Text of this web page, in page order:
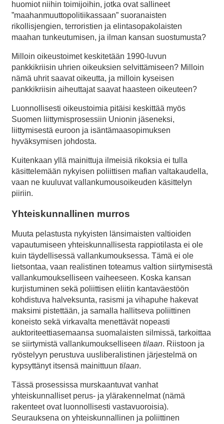
huomiot niihin toimijoihin, jotka ovat sallineet
”maahanmuuttopolitiikassaan” suoranaisten
rikollisjengien, terroristien ja elintasopakolaisten
maahan tunkeutumisen, ja ilman kansan suostumusta?
Milloin oikeustoimet keskitetään 1990-luvun
pankkikriisin uhrien oikeuksien selvittämiseen? Milloin
nämä uhrit saavat oikeutta, ja milloin kyseisen
pankkikriisin aiheuttajat saavat haasteen oikeuteen?
Luonnollisesti oikeustoimia pitäisi keskittää myös
Suomen liittymisprosessiin Unionin jäseneksi,
liittymisestä euroon ja isäntämaasopimuksen
hyväksymisen johdosta.
Kuitenkaan yllä mainittuja ilmeisiä rikoksia ei tulla
käsittelemään nykyisen poliittisen mafian valtakaudella,
vaan ne kuuluvat vallankumousoikeuden käsittelyn
piiriin.
Yhteiskunnallinen murros
Muuta pelastusta nykyisten länsimaisten valtioiden
vapautumiseen yhteiskunnallisesta rappiotilasta ei ole
kuin täydellisessä vallankumouksessa. Tämä ei ole
lietsontaa, vaan realistinen toteamus valtion siirtymisestä
vallankumoukselliseen vaiheeseen. Koska kansan
kurjistuminen sekä poliittisen eliitin kantaväestöön
kohdistuva halveksunta, rasismi ja vihapuhe hakevat
maksimi pistettään, ja samalla hallitseva poliittinen
koneisto sekä virkavalta menettävät nopeasti
auktoriteettiasemaansa suomalaisten silmissä, tarkoittaa
se siirtymistä vallankumoukselliseen tilaan. Riistoon ja
ryöstelyyn perustuva uusliberalistinen järjestelmä on
kypsyttänyt itsensä mainittuun tilaan.
Tässä prosessissa murskaantuvat vanhat
yhteiskunnalliset perus- ja ylärakennelmat (nämä
rakenteet ovat luonnollisesti vastavuoroisia).
Seurauksena on yhteiskunnallinen ja poliittinen